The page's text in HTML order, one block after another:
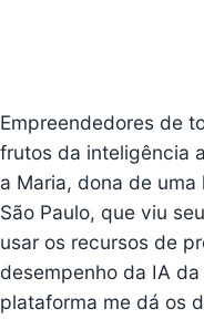
Empreendedores de
frutos da inteligência
a Maria, dona de
São Paulo, que viu
usar os recursos de
desempenho da IA
plataforma me dá os